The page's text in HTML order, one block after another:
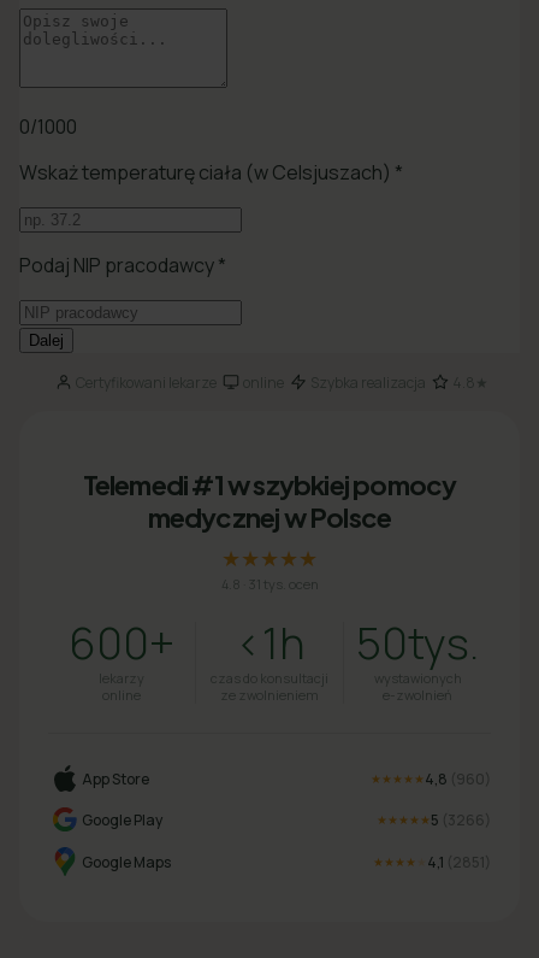
Certyfikowani lekarze· online· Szybka realizacja 4.8★
Telemedi #1 w szybkiej pomocy
medycznej w Polsce
★★★★★
4.8 31 tys. ocen
600+
lekarzy
online
<1h
czas do konsultacji
ze zwolnieniem
50tys.
wystawionych
e-zwolnień
App Store ★★★★★ 4,8 (960
Google Play
★★★★★ 5 (3266
Google Maps ★★★★ 4,1 (2851